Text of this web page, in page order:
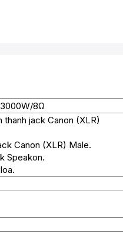
8Ω
thanh jack Canon (XLR)
Canon (XLR) Male.
Speakon.